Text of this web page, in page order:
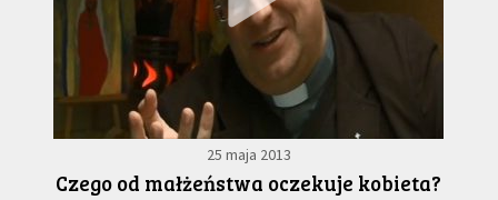
25 maja 2013
Czego od małżeństwa oczekuje kobieta?